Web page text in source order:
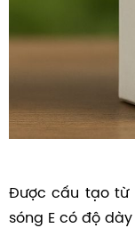
Được cấu tạo từ
sóng E có độ